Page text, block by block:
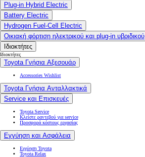
Plug-in Hybrid Electric
Battery Electric
Hydrogen Fuel-Cell Electric
Οικιακή φόρτιση ηλεκτρικού και plug-in υβριδικού
Ιδιοκτήτες
Ιδιοκτήτες
Toyota Γνήσια Αξεσουάρ
Accessories Wishlist
Toyota Γνήσια Ανταλλακτικά
Service και Επισκευές
Toyota Service
Κλείστε ραντεβού για service
Προσφορά κόστους εργασίας
Εγγύηση και Ασφάλεια
Εγγύηση Toyota
Toyota Relax